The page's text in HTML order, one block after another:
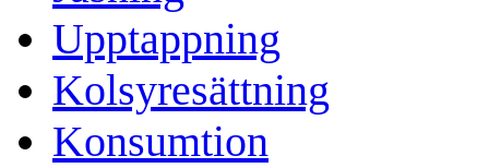
Upptappning
Kolsyresättning
Konsumtion